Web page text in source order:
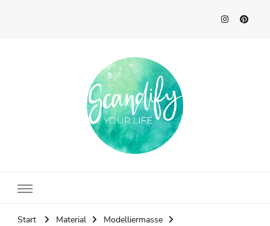
Start Material
Modelliermasse